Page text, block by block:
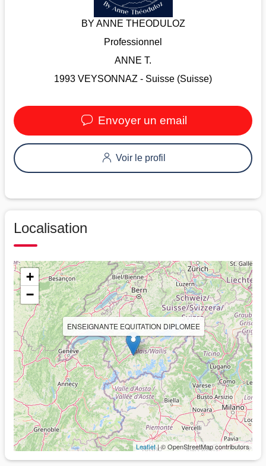
BY ANNE THEODULOZ
Professionnel
ANNE T.
1993 VEYSONNAZ - Suisse (Suisse)
Envoyer un email
Voir le profil
Localisation
ENSEIGNANTE EQUITATION DIPLOMEE
+
−
Leaflet| © OpenStreetMap contributors